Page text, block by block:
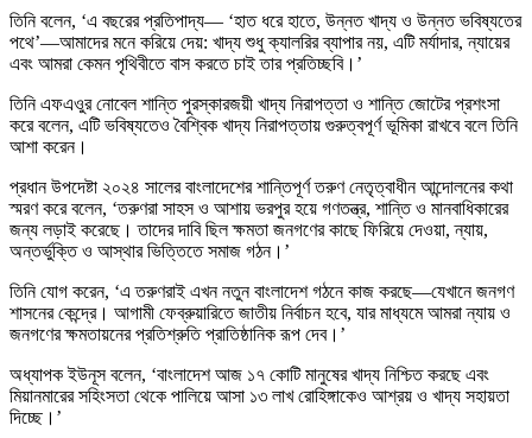
তিনি বলেন, ‘এ বছরের প্রতিপাদ্য— ‘হাত ধরে হাতে, উন্নত খাদ্য ও উন্নত ভবিষ্যতের
পথে’—আমাদের মনে করিয়ে দেয়: খাদ্য শুধু ক্যালরির ব্যাপার নয়, এটি মর্যাদার, ন্যায়ের
এবং আমরা কেমন পৃথিবীতে বাস করতে চাই তার প্রতিচ্ছবি।’
তিনি এফএওুর নোবেল শান্তি পুরস্কারজয়ী খাদ্য নিরাপত্তা ও শান্তি জোটের প্রশংসা
করে বলেন, এটি ভবিষ্যতেও বৈশ্বিক খাদ্য নিরাপত্তায় গুরুত্বপূর্ণ ভূমিকা রাখবে বলে তিনি
আশা করেন।
প্রধান উপদেষ্টা ২০২৪ সালের বাংলাদেশের শান্তিপূর্ণ তরুণ নেতৃত্বাধীন আন্দোলনের কথা
স্মরণ করে বলেন, ‘তরুণরা সাহস ও আশায় ভরপুর হয়ে গণতন্ত্র, শান্তি ও মানবাধিকারের
জন্য লড়াই করেছে। তাদের দাবি ছিল ক্ষমতা জনগণের কাছে ফিরিয়ে দেওয়া, ন্যায়,
অন্তর্ভুক্তি ও আস্থার ভিত্তিতে সমাজ গঠন।’
তিনি যোগ করেন, ‘এ তরুণরাই এখন নতুন বাংলাদেশ গঠনে কাজ করছে—যেখানে জনগণ
শাসনের কেন্দ্রে। আগামী ফেব্রুয়ারিতে জাতীয় নির্বাচন হবে, যার মাধ্যমে আমরা ন্যায় ও
জনগণের ক্ষমতায়নের প্রতিশ্রুতি প্রাতিষ্ঠানিক রূপ দেব।’
অধ্যাপক ইউনূস বলেন, ‘বাংলাদেশ আজ ১৭ কোটি মানুষের খাদ্য নিশ্চিত করছে এবং
মিয়ানমারের সহিংসতা থেকে পালিয়ে আসা ১৩ লাখ রোহিঙ্গাকেও আশ্রয় ও খাদ্য সহায়তা
দিচ্ছে।’